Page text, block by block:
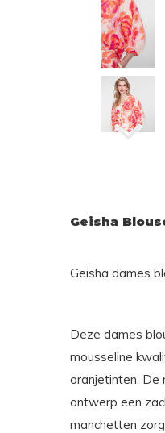
Geisha
Geisha dames
Deze dames
mousseline
oranjetinten. De
ontwerp een
manchetten